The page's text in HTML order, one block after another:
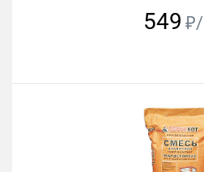
549 ₽/